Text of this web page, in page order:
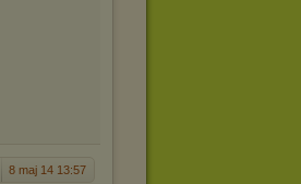
8 maj 14 13:57